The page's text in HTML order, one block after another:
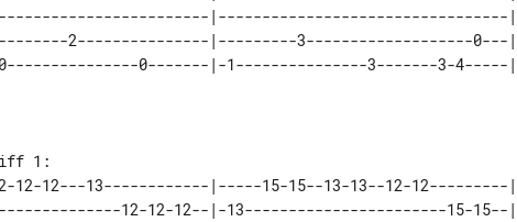
|---------------------------------|
2---------------|---------3-------------------0---|
12-12---13------------|-----15-15--13-13--12-12---------|
12-12-12--|-13-----------------------15-15--|